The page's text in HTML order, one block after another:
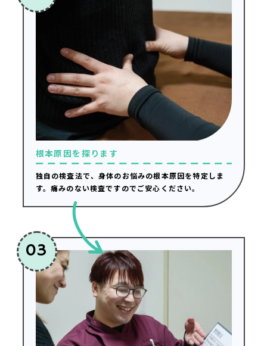
根本原因を探ります
独自の検査法で、身体のお悩みの根本原因を特定しま
す。痛みのない検査ですのでご安心ください。
03